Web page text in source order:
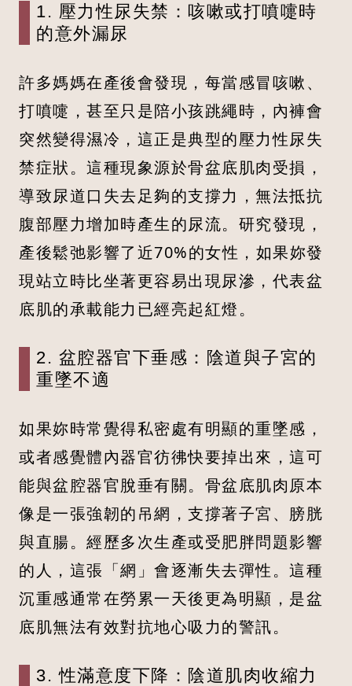
1. 壓力性尿失禁：咳嗽或打噴嚏時
的意外漏尿
許多媽媽在產後會發現，每當感冒咳嗽、
打噴嚏，甚至只是陪小孩跳繩時，內褲會
突然變得濕冷，這正是典型的壓力性尿失
禁症狀。這種現象源於骨盆底肌肉受損，
導致尿道口失去足夠的支撐力，無法抵抗
腹部壓力增加時產生的尿流。研究發現，
產後鬆弛影響了近70%的女性，如果妳發
現站立時比坐著更容易出現尿滲，代表盆
底肌的承載能力已經亮起紅燈。
2. 盆腔器官下垂感：陰道與子宮的
重墜不適
如果妳時常覺得私密處有明顯的重墜感，
或者感覺體內器官彷彿快要掉出來，這可
能與盆腔器官脫垂有關。骨盆底肌肉原本
像是一張強韌的吊網，支撐著子宮、膀胱
與直腸。經歷多次生產或受肥胖問題影響
的人，這張「網」會逐漸失去彈性。這種
沉重感通常在勞累一天後更為明顯，是盆
底肌無法有效對抗地心吸力的警訊。
3. 性滿意度下降：陰道肌肉收縮力